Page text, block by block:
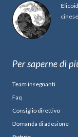
Per saperne di
Team insegnanti
Faq
Consiglio direttivo
Domanda di adesione